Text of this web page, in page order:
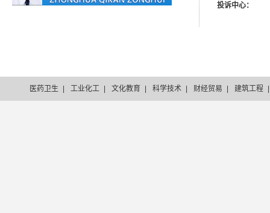
投诉中心：
医药卫生 工业化工 文化教育 科学技术 财经贸易 建筑工程